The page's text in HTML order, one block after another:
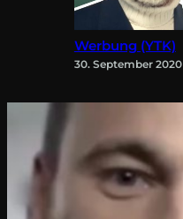
Werbung (YTK)
30. September 2020